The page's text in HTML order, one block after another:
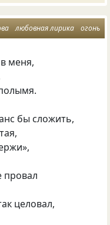
любовная лирика огонь
меня,
бы сложить,
провал
целовал,